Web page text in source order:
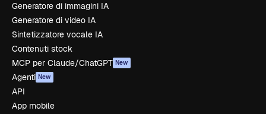
Generatore di immagini IA
Generatore di video IA
Sintetizzatore vocale IA
Contenuti stock
MCP per Claude/ChatGPT New
Agenti New
API
App mobile